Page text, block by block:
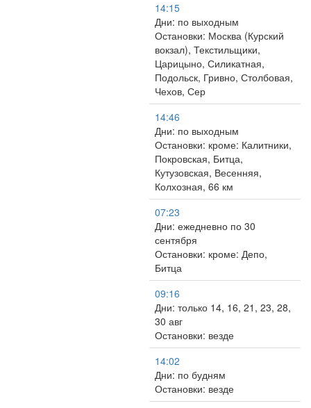
14:15
Дни: по выходным
Остановки: Москва (Курский
вокзал), Текстильщики,
Царицыно, Силикатная,
Подольск, Гривно, Столбовая,
Чехов, Сер
14:46
Дни: по выходным
Остановки: кроме: Калитники,
Покровская, Битца,
Кутузовская, Весенняя,
Колхозная, 66 км
07:23
Дни: ежедневно по 30
сентября
Остановки: кроме: Депо,
Битца
09:16
Дни: только 14, 16, 21, 23, 28,
30 авг
Остановки: везде
14:02
Дни: по будням
Остановки: везде